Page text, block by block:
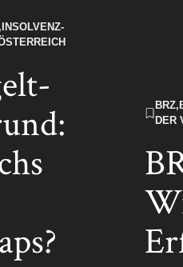
INSOLVENZ-
BRZ,
DER